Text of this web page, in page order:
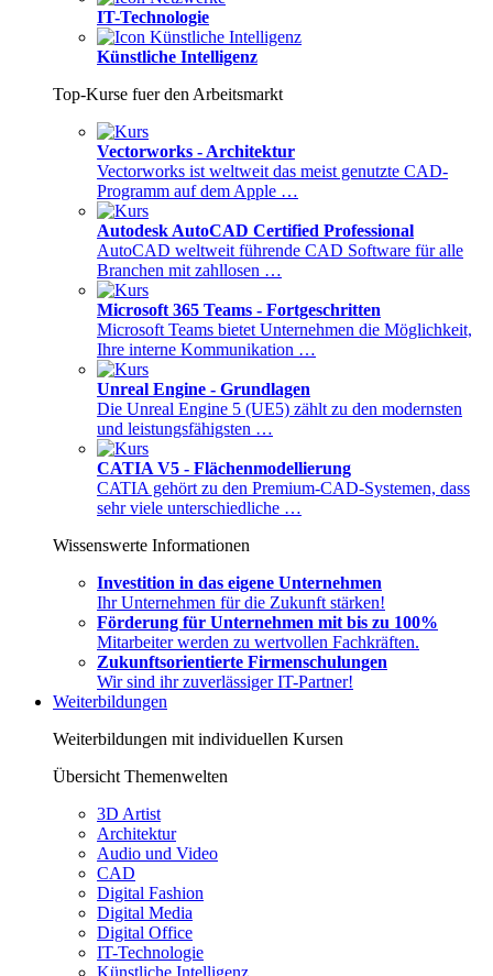
IT-Technologie
Künstliche Intelligenz
Top-Kurse fuer den Arbeitsmarkt
Vectorworks - Architektur
Vectorworks ist weltweit das meist genutzte CAD-
Programm auf dem Apple …
Autodesk AutoCAD Certified Professional
AutoCAD weltweit führende CAD Software für alle
Branchen mit zahllosen …
Microsoft 365 Teams - Fortgeschritten
Microsoft Teams bietet Unternehmen die Möglichkeit,
Ihre interne Kommunikation …
Unreal Engine - Grundlagen
Die Unreal Engine 5 (UE5) zählt zu den modernsten
und leistungsfähigsten …
CATIA V5 - Flächenmodellierung
CATIA gehört zu den Premium-CAD-Systemen, dass
sehr viele unterschiedliche …
Wissenswerte Informationen
Investition in das eigene Unternehmen
Ihr Unternehmen für die Zukunft stärken!
Förderung für Unternehmen mit bis zu 100%
Mitarbeiter werden zu wertvollen Fachkräften.
Zukunftsorientierte Firmenschulungen
Wir sind ihr zuverlässiger IT-Partner!
Weiterbildungen
Weiterbildungen mit individuellen Kursen
Übersicht Themenwelten
3D Artist
Architektur
Audio und Video
CAD
Digital Fashion
Digital Media
Digital Office
IT-Technologie
Künstliche Intelligenz